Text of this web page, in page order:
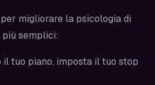
migliorare la psicologia di
più semplici:
tuo piano, imposta il tuo stop